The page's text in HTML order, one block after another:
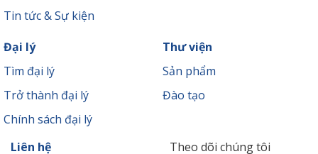
Tin tức & Sự kiện
Đại lý
Tìm đại lý
Trở thành đại lý
Chính sách đại lý
Thư viện
Sản phẩm
Đào tạo
Liên hệ Theo dõi chúng tôi